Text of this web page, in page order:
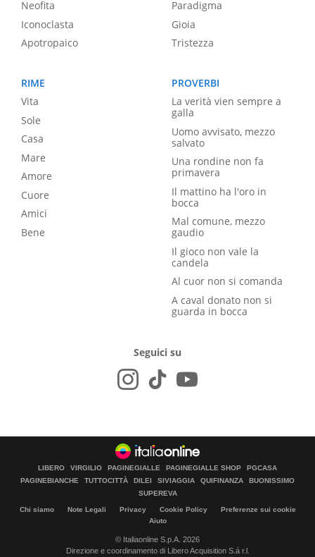
Neofita
Iconoclasta
Apotropaico
Paradigma
Gioia
Tristezza
RIME
Vita
Sole
Casa
Mare
Amore
Cuore
Amici
Bene
PROVERBI
La verità vien sempre a
galla
Uomo avvisato, mezzo
salvato
Una rondine non fa
primavera
Il mattino ha l'oro in
bocca
Mal comune, mezzo
gaudio
Il gioco non vale la
candela
Al cuor non si comanda
A caval donato non si
guarda in bocca
Seguici su
LIBERO VIRGILIO PAGINEGIALLE PAGINEGIALLE SHOP
PGCASA
PAGINEBIANCHE
TUTTOCITTÀ DILEI SIVIAGGIA QUIFINANZA
BUONISSIMO
SUPEREVA
Chi siamo Note Legali Privacy Cookie Policy
Preferenze sui cookie
Aiuto
© Italiaonline S.p.A. 2026
Direzione e coordinamento di Libero Acquisition S.á r.l.